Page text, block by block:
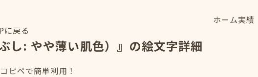
ホーム実績
に戻る
し: やや薄い肌色）』の絵文字詳細
ピペで簡単利用！